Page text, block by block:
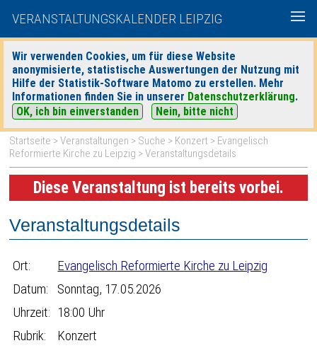
VERANSTALTUNGSKALENDER LEIPZIG
Wir verwenden Cookies, um für diese Website
anonymisierte, statistische Auswertungen der Nutzung mit
Hilfe der Statistik-Software Matomo zu erstellen. Mehr
Informationen finden Sie in unserer Datenschutzerklärung.
OK, ich bin einverstanden
Nein, bitte nicht
heute|morgen| Detaillierte Suche
Startseite >Veranstaltungen > Suche > Konzert > Evangelisch
Reformierte Kirche zu Leipzig > Veranstaltungsdetails
Diese Veranstaltung ist bereits vorbei.
Veranstaltungsdetails
Ort:
Evangelisch Reformierte Kirche zu Leipzig
Datum:
Sonntag, 17.05.2026
Uhrzeit: 18:00 Uhr
Rubrik:
Konzert